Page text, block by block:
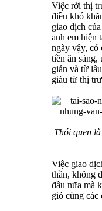
Việc rời thị
điều khó
giao dịch
anh em hiện
ngày vậy,
tiền ăn sáng,
giản và từ
giàu từ thị
Thói quen
Việc giao
thần, không
đầu nữa mà
gió cùng các